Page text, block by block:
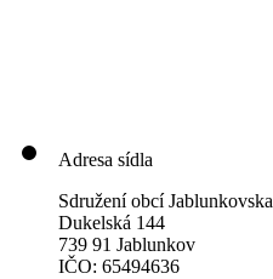
Adresa sídla
Sdružení obcí Jablunkovska
Dukelská 144
739 91 Jablunkov
IČO: 65494636